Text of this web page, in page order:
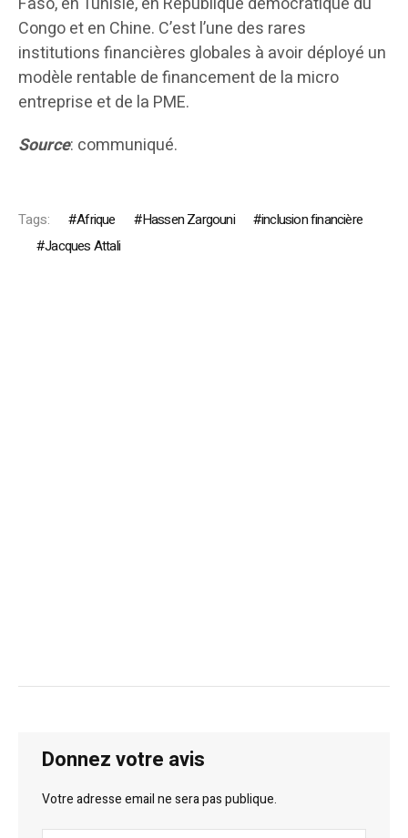
Congo et en Chine. C’est l’une des rares
institutions financières globales à avoir déployé un
modèle rentable de financement de la micro
entreprise et de la PME.
Source: communiqué.
Tags: Afrique Hassen Zargouni
inclusion financière
Jacques Attali
Donnez votre avis
Votre adresse email ne sera pas publique.